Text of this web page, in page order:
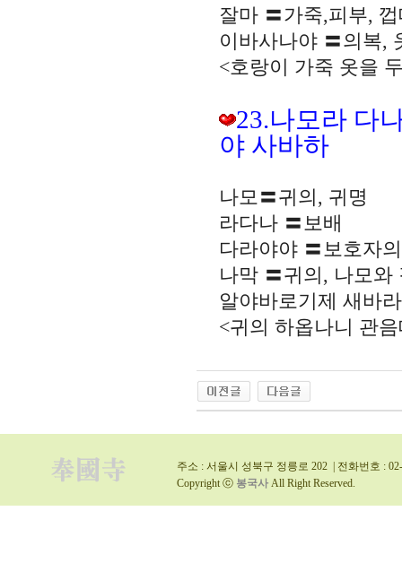
잘마 〓가죽,피부,
이바사나야 〓의복,
<호랑이 가죽 옷을
23.나모라 다
야 사바하
나모〓귀의, 귀명
라다나 〓보배
다라야야 〓보호자
나막 〓귀의, 나모와
알야바로기제 새바
<귀의 하옵나니 관
주소 : 서울시 성북구 정릉로 202 | 전화번호 :
Copyright ⓒ 봉국사 All Right Reserved.